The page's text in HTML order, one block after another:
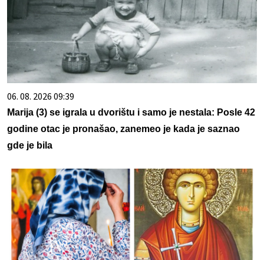
06. 08. 2026 09:39
Marija (3) se igrala u dvorištu i samo je nestala: Posle 42
godine otac je pronašao, zanemeo je kada je saznao
gde je bila